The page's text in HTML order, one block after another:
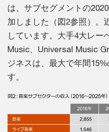
は、サブセグメントの
加しました（図2参照）。
しています。大手4大レー
Music、Universal Music
ジネスは、最大で年間
す。